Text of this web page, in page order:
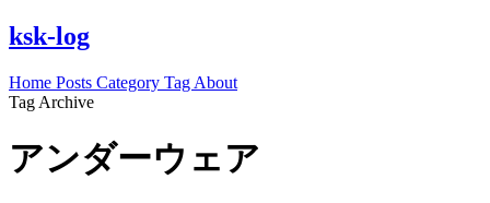
ksk-log
Home Posts Category Tag About
Tag Archive
アンダーウェア